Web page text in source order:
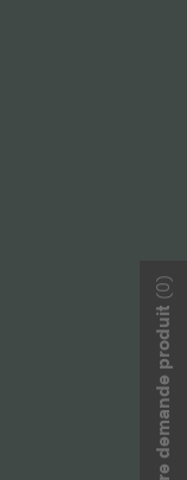
Votre demande produit
(0)